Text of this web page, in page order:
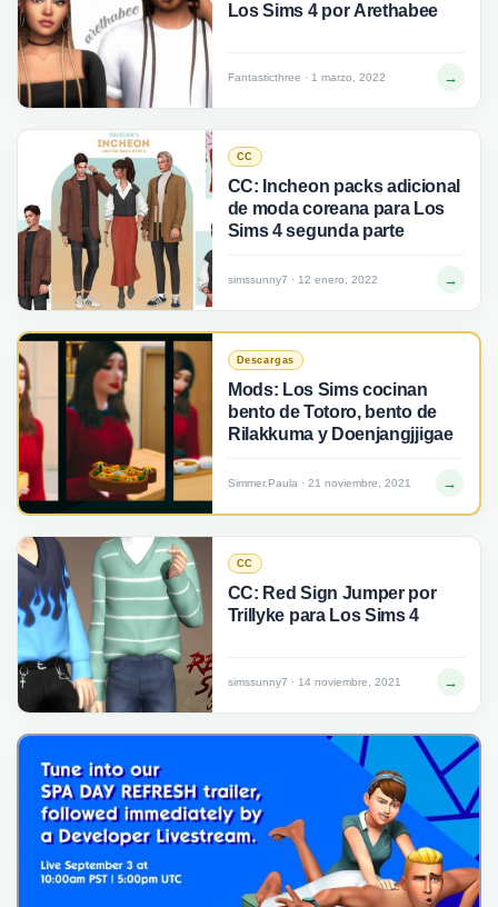
Los Sims 4 por Arethabee
Fantasticthree · 1 marzo, 2022 →
CC
CC: Incheon packs adicional
de moda coreana para Los
Sims 4 segunda parte
simssunny7 · 12 enero, 2022 →
Descargas
Mods: Los Sims cocinan
bento de Totoro, bento de
Rilakkuma y Doenjangjjigae
Simmer.Paula · 21 noviembre, 2021 →
CC
CC: Red Sign Jumper por
Trillyke para Los Sims 4
simssunny7 · 14 noviembre, 2021 →